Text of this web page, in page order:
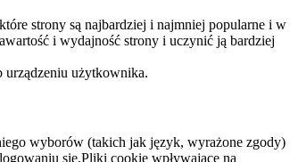
strony są najbardziej i najmniej popularne i w
i wydajność strony i uczynić ją bardziej
urządzeniu użytkownika.
wyborów (takich jak język, wyrażone zgody)
się.Pliki cookie wpływające na